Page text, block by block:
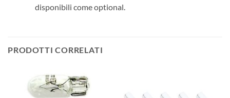
disponibili come optional.
PRODOTTI CORRELATI